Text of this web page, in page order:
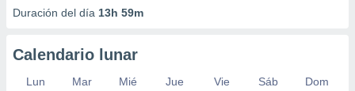
Duración del día 13h 59m
Calendario lunar
Lun Mar Mié Jue Vie Sáb
Dom